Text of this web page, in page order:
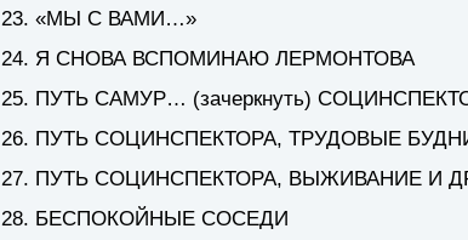
23. «МЫ С ВАМИ…»
24. Я СНОВА ВСПОМИНАЮ ЛЕРМОНТОВА
25. ПУТЬ САМУР… (зачеркнуть)
26. ПУТЬ СОЦИНСПЕКТОРА, ТРУДОВЫЕ
27. ПУТЬ СОЦИНСПЕКТОРА, ВЫЖИВАНИЕ И
28. БЕСПОКОЙНЫЕ СОСЕДИ